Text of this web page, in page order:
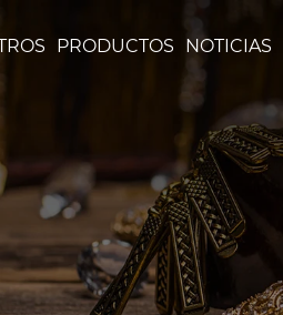
PRODUCTOS NOTICIAS